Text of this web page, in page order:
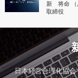
新 将命 （
取締役
日本経営合理化協